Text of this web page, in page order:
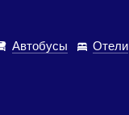
Автобусы Отели